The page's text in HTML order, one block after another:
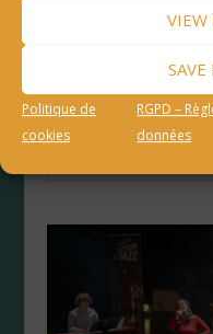
VIEW
SAVE
Politique de
cookies
RGPD –
données
SONGS Éric SÉVA
artistiques qu'Éric
projet qui raconte
devenu universel
lire plus